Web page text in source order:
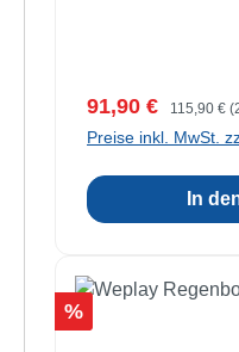
Verkaufspreis:
91,90 € Regulärer
115,90 €
Preise inkl. MwSt.
In
Rabatt
%